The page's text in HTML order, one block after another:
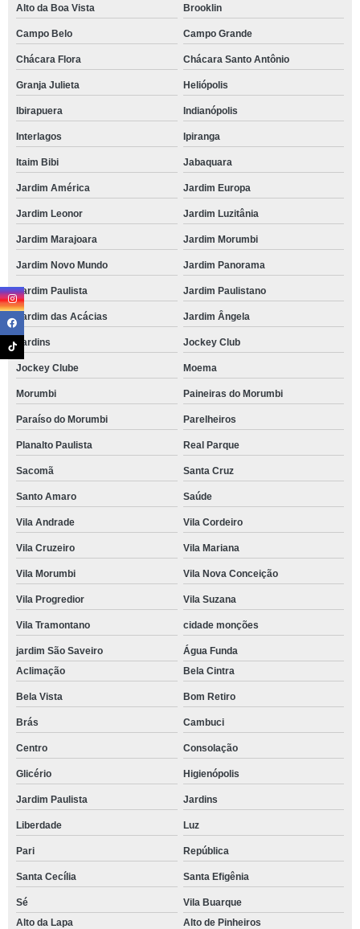
Alto da Boa Vista Brooklin
Campo Belo Campo Grande
Chácara Flora Chácara Santo Antônio
Granja Julieta Heliópolis
Ibirapuera Indianópolis
Interlagos Ipiranga
Itaim Bibi Jabaquara
Jardim América Jardim Europa
Jardim Leonor Jardim Luzitânia
Jardim Marajoara Jardim Morumbi
Jardim Novo Mundo Jardim Panorama
Jardim Paulista Jardim Paulistano
Jardim das Acácias Jardim Ângela
Jardins Jockey Club
Jockey Clube Moema
Morumbi Paineiras do Morumbi
Paraíso do Morumbi Parelheiros
Planalto Paulista Real Parque
Sacomã Santa Cruz
Santo Amaro Saúde
Vila Andrade Vila Cordeiro
Vila Cruzeiro Vila Mariana
Vila Morumbi Vila Nova Conceição
Vila Progredior Vila Suzana
Vila Tramontano cidade monções
jardim São Saveiro
Água Funda
Aclimação
Bela Cintra
Bela Vista Bom Retiro
Brás Cambuci
Centro Consolação
Glicério Higienópolis
Jardim Paulista Jardins
Liberdade Luz
Pari República
Santa Cecília Santa Efigênia
Sé
Vila Buarque
Alto da Lapa
Alto de Pinheiros